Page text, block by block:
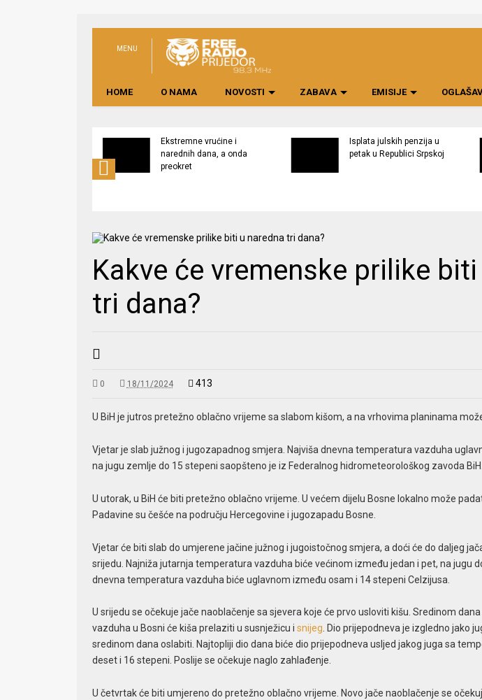
MENU
HOME O NAMA NOVOSTI ZABAVA EMISIJE
Ekstremne vrućine i
narednih dana, a onda
preokret
Isplata julskih penzija u
petak u Republici Srpskoj
Kakve će vremenske prilike
tri dana?
0 18/11/2024 413
U BiH je jutros pretežno oblačno vrijeme sa slabom kišom, a na vrhovima planinama
Vjetar je slab južnog i jugozapadnog smjera. Najviša dnevna temperatura vazduha
na jugu zemlje do 15 stepeni saopšteno je iz Federalnog hidrometeorološkog zavoda BiH.
U utorak, u BiH će biti pretežno oblačno vrijeme. U većem dijelu Bosne lokalno može
Padavine su češće na području Hercegovine i jugozapadu Bosne.
Vjetar će biti slab do umjerene jačine južnog i jugoistočnog smjera, a doći će do daljeg
srijedu. Najniža jutarnja temperatura vazduha biće većinom između jedan i pet, na jugu
dnevna temperatura vazduha biće uglavnom između osam i 14 stepeni Celzijusa.
U srijedu se očekuje jače naoblačenje sa sjevera koje će prvo usloviti kišu. Sredinom
vazduha u Bosni će kiša prelaziti u susnježicu i snijeg. Dio prijepodneva je izgledno jako
sredinom dana oslabiti. Najtopliji dio dana biće dio prijepodneva usljed jakog juga sa
deset i 16 stepeni. Poslije se očekuje naglo zahlađenje.
U četvrtak će biti umjereno do pretežno oblačno vrijeme. Novo jače naoblačenje se